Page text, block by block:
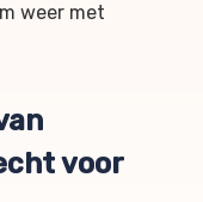
weer met
voor